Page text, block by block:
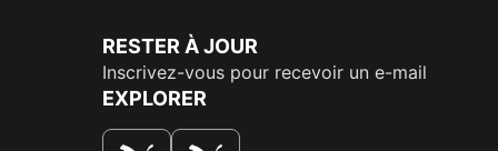
RESTER À JOUR
Inscrivez-vous pour recevoir un e-mail
EXPLORER